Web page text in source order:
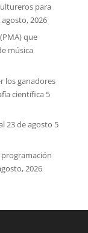
para
agosto, 2026
que
música
los ganadores
científica 5
23 de agosto 5
programación
2026